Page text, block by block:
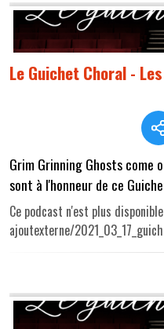
Le Guichet Choral -
Grim Grinning Ghosts come
sont à l'honneur de ce
Ce podcast n'est plus disponible
ajoutexterne/